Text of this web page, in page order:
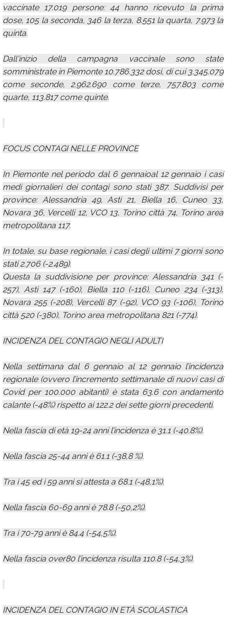
vaccinate 17.019 persone: 44 hanno ricevuto la prima
dose, 105 la seconda, 346 la terza, 8.551 la quarta, 7.973 la
quinta.
Dall'inizio della campagna vaccinale sono state
somministrate in Piemonte 10.786.332 dosi, di cui 3.345.079
come seconde, 2.962.690 come terze, 757.803 come
quarte, 113.817 come quinte.
FOCUS CONTAGI NELLE PROVINCE
In Piemonte nel periodo dal 6 gennaioal 12 gennaio i casi
medi giornalieri dei contagi sono stati 387. Suddivisi per
province: Alessandria 49, Asti 21, Biella 16, Cuneo 33,
Novara 36, Vercelli 12, VCO 13, Torino città 74, Torino area
metropolitana 117.
In totale, su base regionale, i casi degli ultimi 7 giorni sono
stati 2.706 (-2.489).
Questa la suddivisione per province: Alessandria 341 (-
257), Asti 147 (-160), Biella 110 (-116), Cuneo 234 (-313),
Novara 255 (-208), Vercelli 87 (-92), VCO 93 (-106), Torino
città 520 (-380), Torino area metropolitana 821 (-774).
INCIDENZA DEL CONTAGIO NEGLI ADULTI
Nella settimana dal 6 gennaio al 12 gennaio l’incidenza
regionale (ovvero l’incremento settimanale di nuovi casi di
Covid per 100.000 abitanti) è stata 63.6 con andamento
calante (-48%) rispetto ai 122.2 dei sette giorni precedenti.
Nella fascia di età 19-24 anni l’incidenza è 31.1 (-40.8%).
Nella fascia 25-44 anni è 61.1 (-38,8 %).
Tra i 45 ed i 59 anni si attesta a 68.1 (-48,1%).
Nella fascia 60-69 anni è 78.8 (-50,2%).
Tra i 70-79 anni è 84.4 (-54,5%).
Nella fascia over80 l’incidenza risulta 110.8 (-54,3%).
INCIDENZA DEL CONTAGIO IN ETÀ SCOLASTICA